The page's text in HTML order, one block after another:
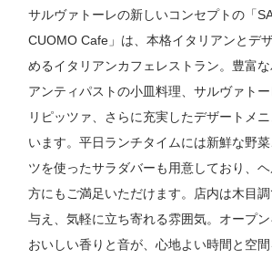
サルヴァトーレの新しいコンセプトの「
CUOMO Cafe」は、本格イタリアンとデ
めるイタリアンカフェレストラン。豊富
アンティパストの小皿料理、サルヴァト
リピッツァ、さらに充実したデザートメ
います。平日ランチタイムには新鮮な野
ツを使ったサラダバーも用意しており、
方にもご満足いただけます。店内は木目
与え、気軽に立ち寄れる雰囲気。オープ
おいしい香りと音が、心地よい時間と空間